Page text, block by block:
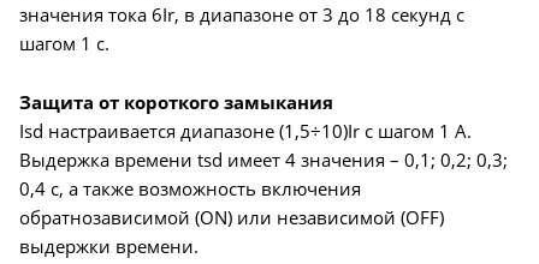
значения тока 6Ir, в диапазоне от 3 до 18 секунд с
шагом 1 с.
Защита от короткого замыкания
Isd настраивается диапазоне (1,5÷10)Ir с шагом 1 А.
Выдержка времени tsd имеет 4 значения – 0,1; 0,2; 0,3;
0,4 с, а также возможность включения
обратнозависимой (ON) или независимой (OFF)
выдержки времени.